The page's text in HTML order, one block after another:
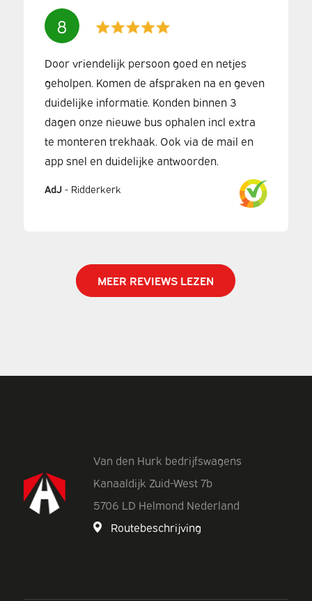
8
Door vriendelijk persoon goed en netjes
geholpen. Komen de afspraken na en geven
duidelijke informatie. Konden binnen 3
dagen onze nieuwe bus ophalen incl extra
te monteren trekhaak. Ook via de mail en
app snel en duidelijke antwoorden.
AdJ- Ridderkerk
MEER REVIEWS LEZEN
Van den Hurk bedrijfswagens
Kanaaldijk Zuid-West 7b
5706 LD Helmond Nederland
Routebeschrijving